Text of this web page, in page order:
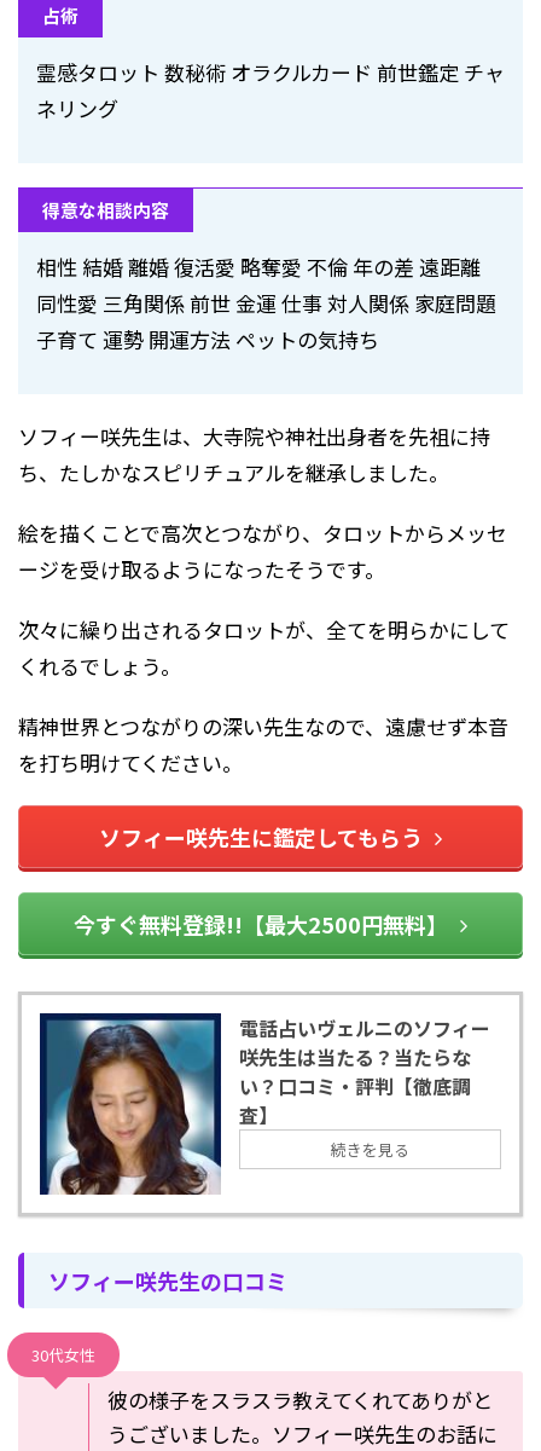
占術
霊感タロット 数秘術 オラクルカード 前世鑑定 チャ
ネリング
得意な相談内容
相性 結婚 離婚 復活愛 略奪愛 不倫 年の差 遠距離
同性愛 三角関係 前世 金運 仕事 対人関係 家庭問題
子育て 運勢 開運方法 ペットの気持ち
ソフィー咲先生は、大寺院や神社出身者を先祖に持
ち、たしかなスピリチュアルを継承しました。
絵を描くことで高次とつながり、タロットからメッセ
ージを受け取るようになったそうです。
次々に繰り出されるタロットが、全てを明らかにして
くれるでしょう。
精神世界とつながりの深い先生なので、遠慮せず本音
を打ち明けてください。
ソフィー咲先生に鑑定してもらう
今すぐ無料登録!!【最大2500円無料】
電話占いヴェルニのソフィー
咲先生は当たる？当たらな
い？口コミ・評判【徹底調
査】
続きを見る
ソフィー咲先生の口コミ
30代女性
彼の様子をスラスラ教えてくれてありがと
うございました。ソフィー咲先生のお話に